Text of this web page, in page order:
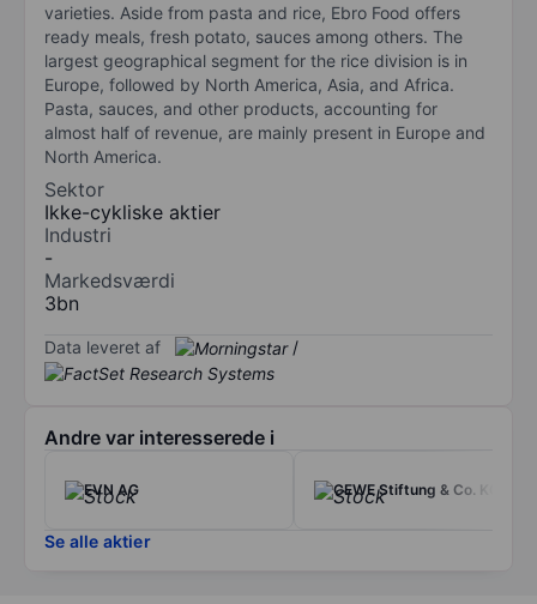
varieties. Aside from pasta and rice, Ebro Food offers
ready meals, fresh potato, sauces among others. The
largest geographical segment for the rice division is in
Europe, followed by North America, Asia, and Africa.
Pasta, sauces, and other products, accounting for
almost half of revenue, are mainly present in Europe and
North America.
Sektor
Ikke-cykliske aktier
Industri
-
Markedsværdi
3bn
Data leveret af /
Andre var interesserede i
EVN AG CEWE Stiftung & Co. KGaA
Se alle aktier